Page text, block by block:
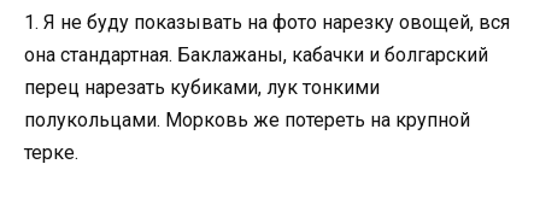
1. Я не буду показывать на фото нарезку овощей, вся
она стандартная. Баклажаны, кабачки и болгарский
перец нарезать кубиками, лук тонкими
полукольцами. Морковь же потереть на крупной
терке.